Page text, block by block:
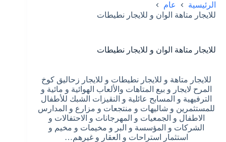
الرئيسية
عام
للايجار متاهة الوان و للايجار نطيطات
للايجار متاهة الوان و للايجار نطيطات
للايجار متاهة و للايجار نطيطات و للايجار زحاليق كوخ
المرح لايجار و بيع المتاهات والألعاب الهوائية و مائية و
الترفيهية و المسابح عائلية و النقيزات الشبك للأطفال
للمستثمرين و شاليهات و منتجعات و مزارع و المدارس
الاطفال و الجمعيات و المهرجانات و الاحتفالات و
الشركات و المؤسسة و البر و مخيمات و مخيم و
استثمار استراحات و العقار و غيرهم…